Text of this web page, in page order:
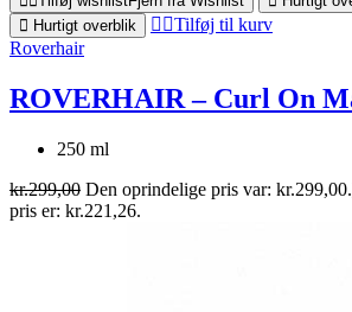
Hurtigt overblik
Tilføj til kurv
Roverhair
ROVERHAIR – Curl On
250 ml
kr.299,00 Den oprindelige pris var: kr.299,00.
pris er: kr.221,26.